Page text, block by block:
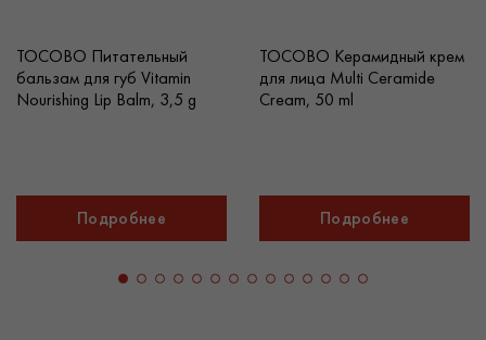
TOCOBO Питательный
бальзам для губ Vitamin
Nourishing Lip Balm, 3,5 g
Подробнее
TOCOBO Керамидный крем
для лица Multi Ceramide
Cream, 50 ml
Подробнее